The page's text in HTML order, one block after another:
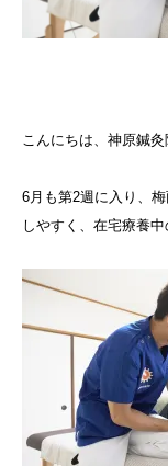
こんにちは、神原鍼灸
6月も第2週に入り、
しやすく、在宅療養